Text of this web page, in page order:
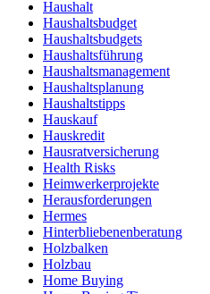
Haushalt
Haushaltsbudget
Haushaltsbudgets
Haushaltsführung
Haushaltsmanagement
Haushaltsplanung
Haushaltstipps
Hauskauf
Hauskredit
Hausratversicherung
Health Risks
Heimwerkerprojekte
Herausforderungen
Hermes
Hinterbliebenenberatung
Holzbalken
Holzbau
Home Buying